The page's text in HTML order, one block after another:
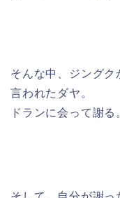
そんな中、ジングク
言われたダヤ。
ドランに会って謝る